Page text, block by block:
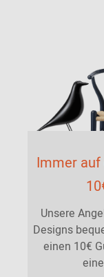
Immer auf
Unsere
Designs
einen 10€